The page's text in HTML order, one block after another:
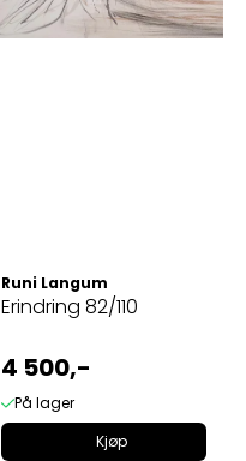
Runi Langum
Erindring 82/110
4 500,-
På lager
Kjøp